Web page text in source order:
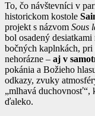
To, čo návštevníci v
historickom kostole
projekt s názvom Sous
bol osadený
bočných kaplnkách,
nehorázne – aj v
pokánia a Božieho
odkazy, zvuky
„mlhavá duchovnosť“,
ďaleko.